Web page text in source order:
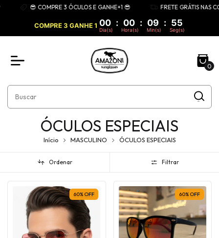
😎 COMPRE 3 ÓCULOS E GANHE+1 😎 FRETE GRÁTIS NAS
COMPRE 3 GANHE 1 00 : 00 : 09 : 54
Dia(s) Hora(s) Min(s) Seg(s)
0
ÓCULOS ESPECIAIS
Início MASCULINO ÓCULOS ESPECIAIS
Ordenar Filtrar
60% OFF 60% OFF